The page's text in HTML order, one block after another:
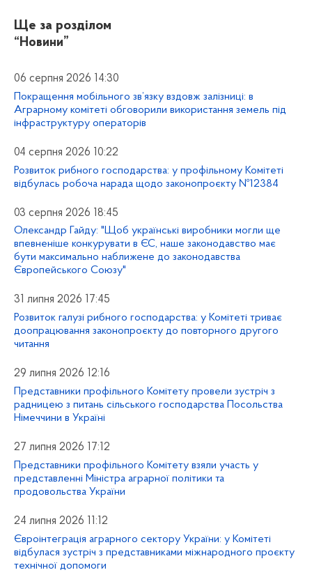
Ще за розділом
“Новини”
06 серпня 2026 14:30
Покращення мобільного зв’язку вздовж залізниці: в
Аграрному комітеті обговорили використання земель під
інфраструктуру операторів
04 серпня 2026 10:22
Розвиток рибного господарства: у профільному Комітеті
відбулась робоча нарада щодо законопроєкту №12384
03 серпня 2026 18:45
Олександр Гайду: "Щоб українські виробники могли ще
впевненіше конкурувати в ЄС, наше законодавство має
бути максимально наближене до законодавства
Європейського Союзу"
31 липня 2026 17:45
Розвиток галузі рибного господарства: у Комітеті триває
доопрацювання законопроєкту до повторного другого
читання
29 липня 2026 12:16
Представники профільного Комітету провели зустріч з
радницею з питань сільського господарства Посольства
Німеччини в Україні
27 липня 2026 17:12
Представники профільного Комітету взяли участь у
представленні Міністра аграрної політики та
продовольства України
24 липня 2026 11:12
Євроінтеграція аграрного сектору України: у Комітеті
відбулася зустріч з представниками міжнародного проєкту
технічної допомоги